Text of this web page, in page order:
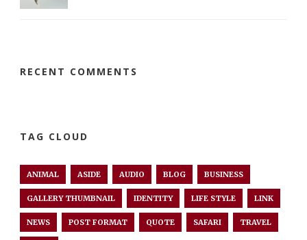
RECENT COMMENTS
TAG CLOUD
ANIMAL ASIDE AUDIO BLOG BUSINESS
GALLERY THUMBNAIL IDENTITY LIFE STYLE LINK
NEWS POST FORMAT QUOTE SAFARI TRAVEL